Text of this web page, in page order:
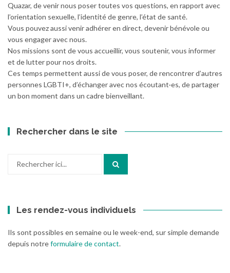
Quazar, de venir nous poser toutes vos questions, en rapport avec
l’orientation sexuelle, l’identité de genre, l’état de santé.
Vous pouvez aussi venir adhérer en direct, devenir bénévole ou
vous engager avec nous.
Nos missions sont de vous accueillir, vous soutenir, vous informer
et de lutter pour nos droits.
Ces temps permettent aussi de vous poser, de rencontrer d’autres
personnes LGBTI+, d’échanger avec nos écoutant·es, de partager
un bon moment dans un cadre bienveillant.
Rechercher dans le site
Les rendez-vous individuels
Ils sont possibles en semaine ou le week-end, sur simple demande
depuis notreformulaire de contact.